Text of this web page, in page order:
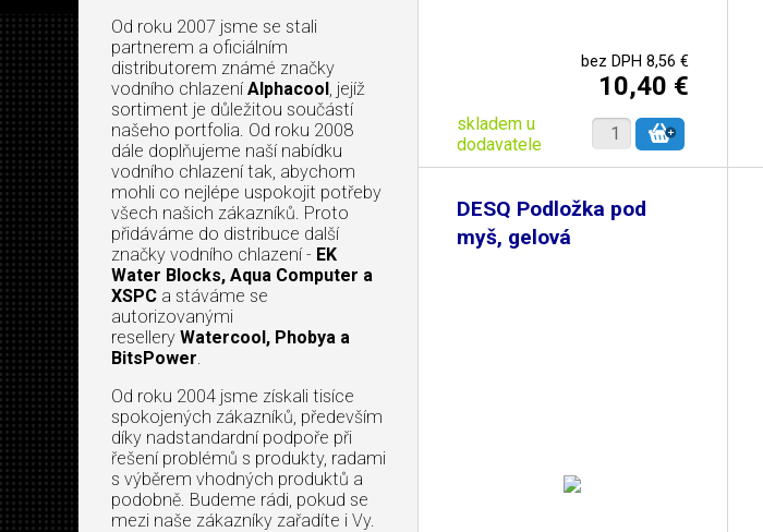
Od roku 2007 jsme se stali
partnerem a oficiálním
distributorem známé značky
vodního chlazení Alphacool, jejíž
sortiment je důležitou součástí
našeho portfolia. Od roku 2008
dále doplňujeme naší nabídku
vodního chlazení tak, abychom
mohli co nejlépe uspokojit potřeby
všech našich zákazníků. Proto
přidáváme do distribuce další
značky vodního chlazení - EK
Water Blocks, Aqua Computer a
XSPC a stáváme se
autorizovanými
resellery Watercool, Phobya a
BitsPower.
Od roku 2004 jsme získali tisíce
spokojených zákazníků, především
díky nadstandardní podpoře při
řešení problémů s produkty, radami
s výběrem vhodných produktů a
podobně. Budeme rádi, pokud se
mezi naše zákazníky zařadíte i Vy.
bez DPH 8,56 €
10,40 €
skladem u
dodavatele
DESQ Podložka pod
myš, gelová